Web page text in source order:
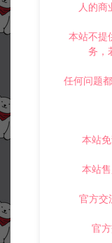
人的商
本站不提
务，
任何问题
本站免
本站售
官方
官